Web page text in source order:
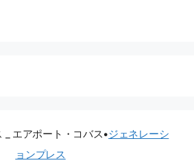
_ エアポート・コバス•ジェネレーシ
ョンプレス